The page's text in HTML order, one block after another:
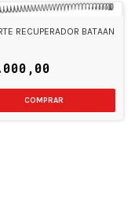
RECUPERADOR BATAAN